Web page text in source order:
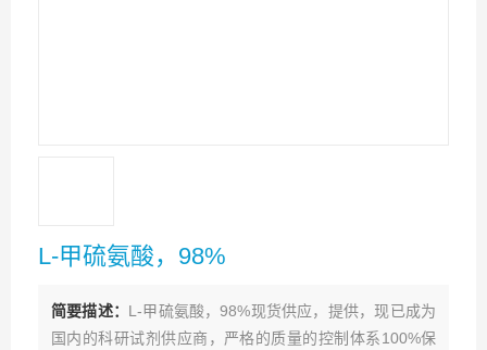
L-甲硫氨酸，98%
简要描述： L-甲硫氨酸，98%现货供应，提供，现已成为
国内的科研试剂供应商，严格的质量的控制体系100%保